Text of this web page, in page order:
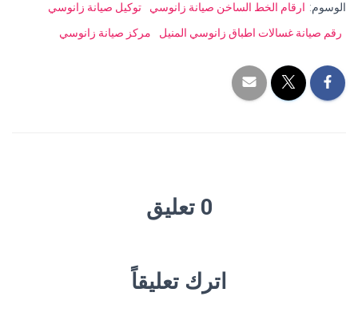
الوسوم: ارقام الخط الساخن صيانة زانوسي
توكيل صيانة زانوسي
رقم صيانة غسالات اطباق زانوسي المنيل
مركز صيانة زانوسي
0 تعليق
اترك تعليقاً